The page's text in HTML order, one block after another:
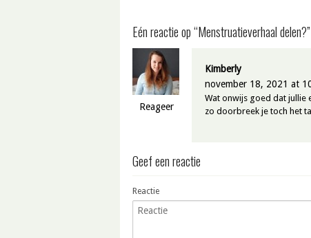
Eén reactie op “Menstruatieverhaal delen?”
Reageer
Kimberly
november 18, 2021 at
Wat onwijs goed dat jullie
zo doorbreek je toch het
Geef een reactie
Reactie